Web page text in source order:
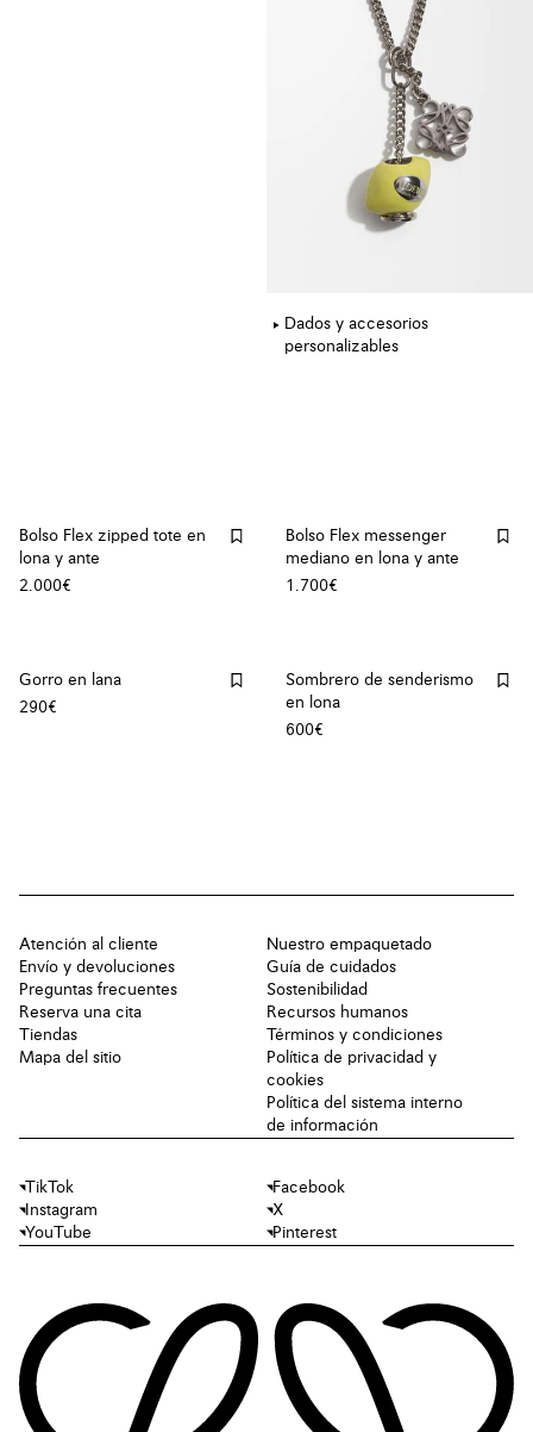
Dados y accesorios
personalizables
Bolso Flex zipped tote en
lona y ante
2.000€
Bolso Flex messenger
mediano en lona y ante
1.700€
Gorro en lana
290€
Sombrero de senderismo
en lona
600€
Atención al cliente
Envío y devoluciones
Preguntas frecuentes
Reserva una cita
Tiendas
Mapa del sitio
Nuestro empaquetado
Guía de cuidados
Sostenibilidad
Recursos humanos
Términos y condiciones
Política de privacidad y
cookies
Política del sistema interno
de información
TikTok
Facebook
Instagram
X
YouTube
Pinterest